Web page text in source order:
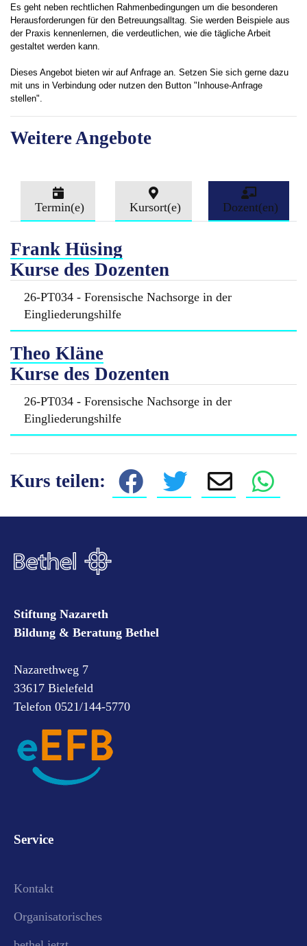
Es geht neben rechtlichen Rahmenbedingungen um die besonderen
Herausforderungen für den Betreuungsalltag. Sie werden Beispiele aus
der Praxis kennenlernen, die verdeutlichen, wie die tägliche Arbeit
gestaltet werden kann.
Dieses Angebot bieten wir auf Anfrage an. Setzen Sie sich gerne dazu
mit uns in Verbindung oder nutzen den Button "Inhouse-Anfrage
stellen".
Weitere Angebote
Termin(e) Kursort(e) Dozent(en)
Frank Hüsing
Kurse des Dozenten
26-PT034 - Forensische Nachsorge in der
Eingliederungshilfe
Theo Kläne
Kurse des Dozenten
26-PT034 - Forensische Nachsorge in der
Eingliederungshilfe
Kurs teilen:
Stiftung Nazareth
Bildung & Beratung Bethel
Nazarethweg 7
33617 Bielefeld
Telefon 0521/144-5770
Service
Kontakt
Organisatorisches